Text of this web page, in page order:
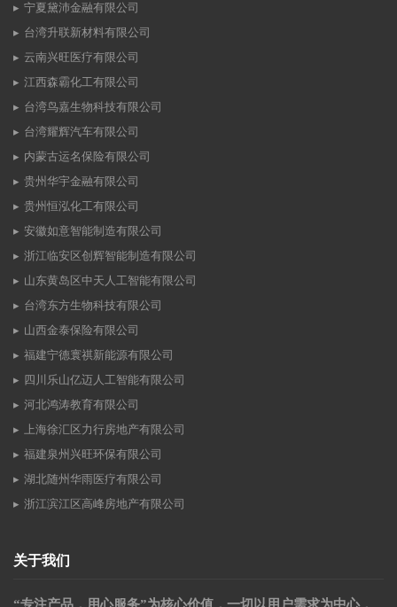
宁夏黛沛金融有限公司
台湾升联新材料有限公司
云南兴旺医疗有限公司
江西森霸化工有限公司
台湾鸟嘉生物科技有限公司
台湾耀辉汽车有限公司
内蒙古运名保险有限公司
贵州华宇金融有限公司
贵州恒泓化工有限公司
安徽如意智能制造有限公司
浙江临安区创辉智能制造有限公司
山东黄岛区中天人工智能有限公司
台湾东方生物科技有限公司
山西金泰保险有限公司
福建宁德寰祺新能源有限公司
四川乐山亿迈人工智能有限公司
河北鸿涛教育有限公司
上海徐汇区力行房地产有限公司
福建泉州兴旺环保有限公司
湖北随州华雨医疗有限公司
浙江滨江区高峰房地产有限公司
关于我们